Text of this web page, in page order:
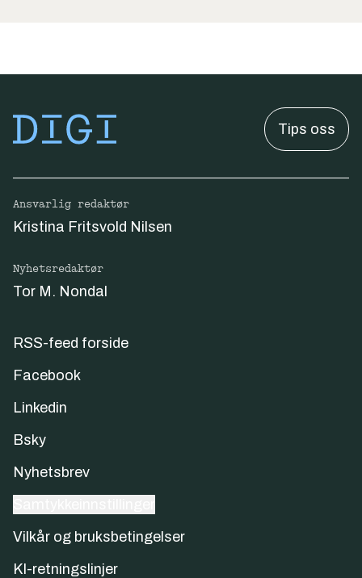
Tips oss
Ansvarlig redaktør
Kristina Fritsvold Nilsen
Nyhetsredaktør
Tor M. Nondal
RSS-feed forside
Facebook
Linkedin
Bsky
Nyhetsbrev
Vilkår og bruksbetingelser
KI-retningslinjer